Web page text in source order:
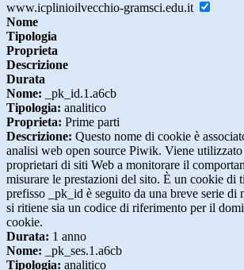
www.icplinioilvecchio-gramsci.edu.it
Nome
Tipologia
Proprieta
Descrizione
Durata
Nome: _pk_id.1.a6cb
Tipologia: analitico
Proprieta: Prime parti
Descrizione: Questo nome di cookie è
analisi web open source Piwik. Viene utilizzato
proprietari di siti Web a monitorare il
misurare le prestazioni del sito. È un cookie di
prefisso _pk_id è seguito da una breve serie di
si ritiene sia un codice di riferimento per il
cookie.
Durata: 1 anno
Nome: _pk_ses.1.a6cb
Tipologia: analitico